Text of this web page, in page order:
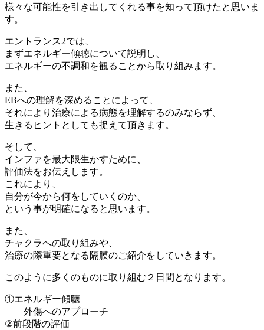
様々な可能性を引き出してくれる事を知って頂けたと思いま
す。
エントランス2では、
まずエネルギー傾聴について説明し、
エネルギーの不調和を観ることから取り組みます。
また、
EBへの理解を深めることによって、
それにより治療による病態を理解するのみならず、
生きるヒントとしても捉えて頂きます。
そして、
インファを最大限生かすために、
評価法をお伝えします。
これにより、
自分が今から何をしていくのか、
という事が明確になると思います。
また、
チャクラへの取り組みや、
治療の際重要となる隔膜のご紹介をしていきます。
このように多くのものに取り組む２日間となります。
①エネルギー傾聴
外傷へのアプローチ
②前段階の評価